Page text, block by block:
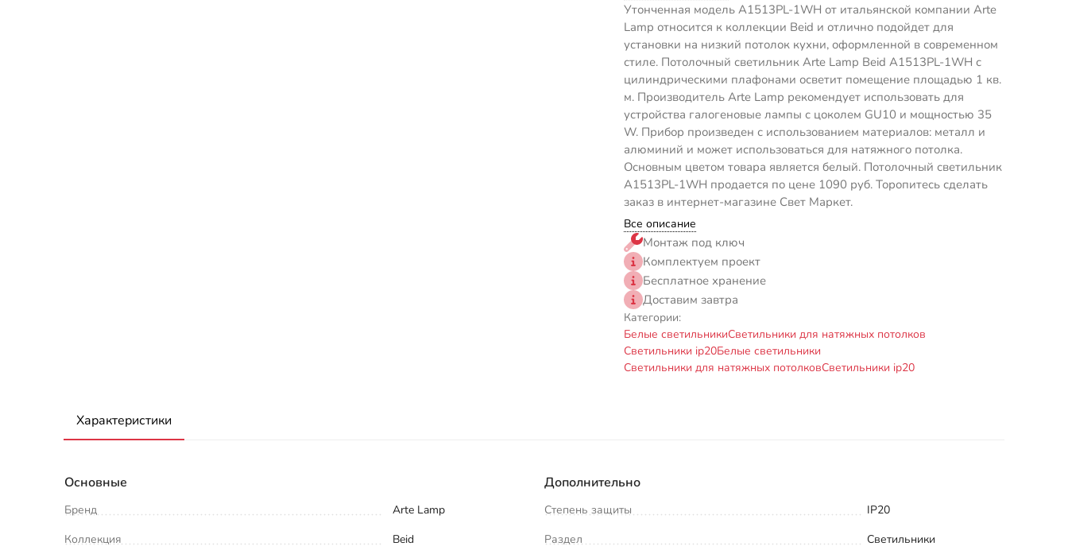
Утонченная модель A1513PL-1WH от итальянской компании Arte
Lamp относится к коллекции Beid и отлично подойдет для
установки на низкий потолок кухни, оформленной в современном
стиле. Потолочный светильник Arte Lamp Beid A1513PL-1WH с
цилиндрическими плафонами осветит помещение площадью 1 кв.
м. Производитель Arte Lamp рекомендует использовать для
устройства галогеновые лампы с цоколем GU10 и мощностью 35
W. Прибор произведен с использованием материалов: металл и
алюминий и может использоваться для натяжного потолка.
Основным цветом товара является белый. Потолочный светильник
A1513PL-1WH продается по цене 1090 руб. Торопитесь сделать
заказ в интернет-магазине Свет Маркет.
Все описание
Монтаж под ключ
Комплектуем проект
Бесплатное хранение
Доставим завтра
Категории:
Белые светильникиСветильники для натяжных потолков
Светильники ip20Белые светильники
Светильники для натяжных потолковСветильники ip20
Характеристики
Основные
Бренд
Arte Lamp
Коллекция
Beid
Дополнительно
Степень защиты
IP20
Раздел
Светильники